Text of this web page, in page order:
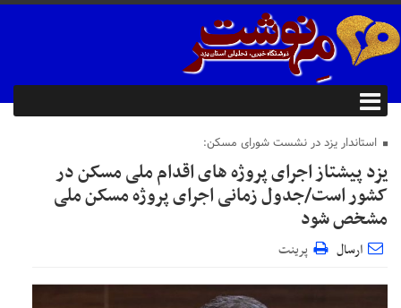
استاندار یزد در نشست شورای مسکن:
یزد پیشتاز اجرای پروژه های اقدام ملی مسکن در
کشور است/جدول زمانی اجرای پروژه مسکن ملی
مشخص شود
ارسال پرینت